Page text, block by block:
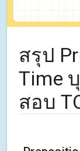
สรุป
Time
สอบ